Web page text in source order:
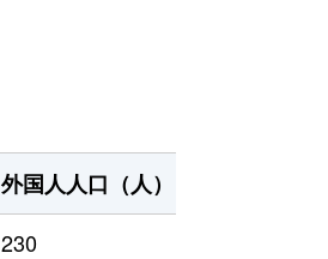
外国人人口（人）
230